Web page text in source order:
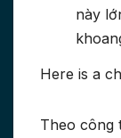
này
Here is a
Theo công